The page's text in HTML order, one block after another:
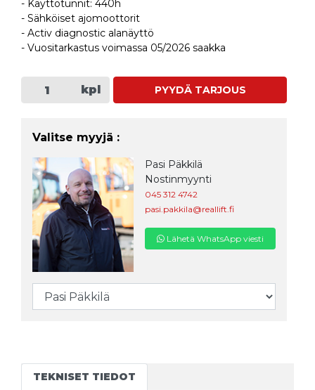
- Käyttötunnit: 440h
- Sähköiset ajomoottorit
- Activ diagnostic alanäyttö
- Vuositarkastus voimassa 05/2026 saakka
kpl PYYDÄ TARJOUS
Valitse myyjä :
Pasi Päkkilä
Nostinmyynti
045 312 4742
pasi.pakkila@reallift.fi
Lähetä WhatsApp viesti
TEKNISET TIEDOT